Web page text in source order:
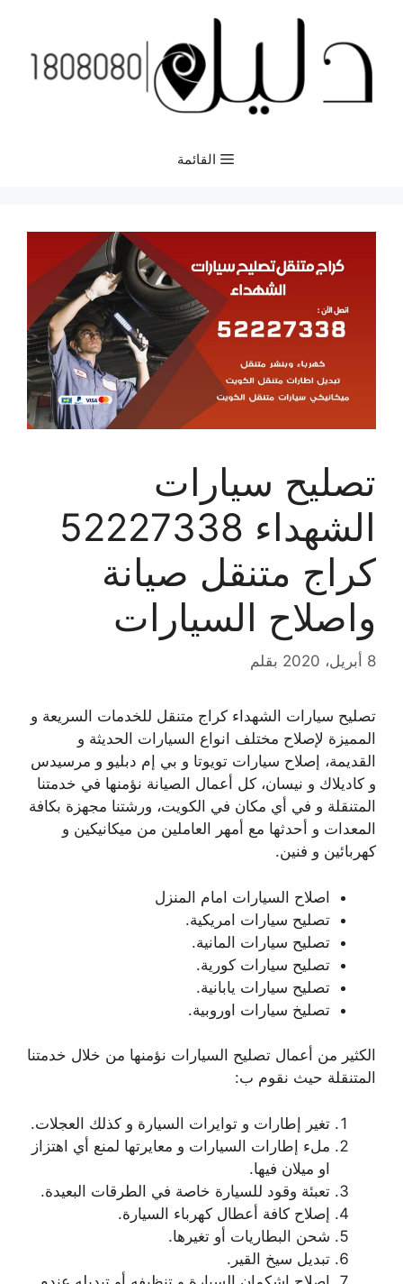
المحتوى
القائمة
تصليح سيارات
الشهداء 52227338
كراج متنقل صيانة
واصلاح السيارات
8 أبريل، 2020 بقلم
تصليح سيارات الشهداء كراج متنقل للخدمات السريعة و
المميزة لإصلاح مختلف انواع السيارات الحديثة و
القديمة، إصلاح سيارات تويوتا و بي إم دبليو و مرسيدس
و كاديلاك و نيسان، كل أعمال الصيانة نؤمنها في خدمتنا
المتنقلة و في أي مكان في الكويت، ورشتنا مجهزة بكافة
المعدات و أحدثها مع أمهر العاملين من ميكانيكين و
كهربائين و فنين.
اصلاح السيارات امام المنزل
تصليح سيارات امريكية.
تصليح سيارات المانية.
تصليح سيارات كورية.
تصليح سيارات يابانية.
تصليخ سيارات اوروبية.
الكثير من أعمال تصليح السيارات نؤمنها من خلال خدمتنا
المتنقلة حيث نقوم ب:
تغير إطارات و توايرات السيارة و كذلك العجلات.
ملء إطارات السيارات و معايرتها لمنع أي اهتزاز
او ميلان فيها.
تعبئة وقود للسيارة خاصة في الطرقات البعيدة.
إصلاح كافة أعطال كهرباء السيارة.
شحن البطاريات أو تغيرها.
تبديل سيخ القير.